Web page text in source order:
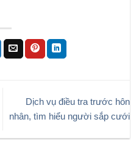
Dịch vụ điều tra trước hôn
nhân, tìm hiểu người sắp cưới